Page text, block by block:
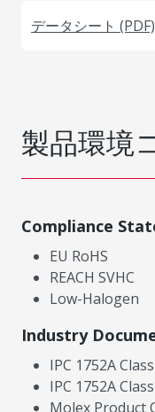
データシート (PDF)
製品環境
Compliance
EU RoHS
REACH SVHC
Low-Halogen
Industry
IPC 1752A
IPC 1752A
Molex Product